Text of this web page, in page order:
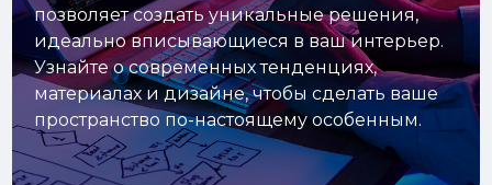
позволяет создать уникальные решения,
идеально вписывающиеся в ваш интерьер.
Узнайте о современных тенденциях,
материалах и дизайне, чтобы сделать ваше
пространство по-настоящему особенным.